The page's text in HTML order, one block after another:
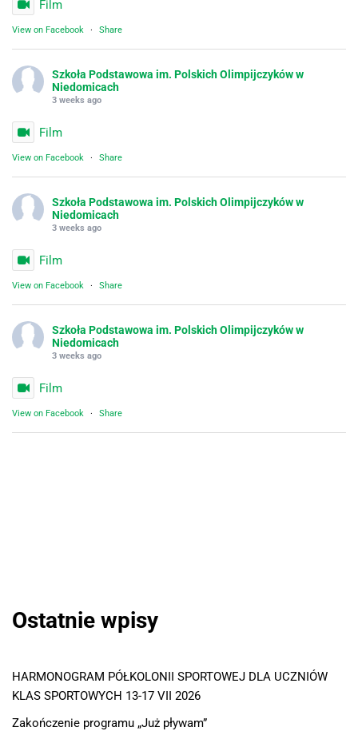
Film
View on Facebook · Share
Szkoła Podstawowa im. Polskich Olimpijczyków w
Niedomicach
3 weeks ago
Film
View on Facebook · Share
Szkoła Podstawowa im. Polskich Olimpijczyków w
Niedomicach
3 weeks ago
Film
View on Facebook · Share
Szkoła Podstawowa im. Polskich Olimpijczyków w
Niedomicach
3 weeks ago
Film
View on Facebook · Share
Ostatnie wpisy
HARMONOGRAM PÓŁKOLONII SPORTOWEJ DLA UCZNIÓW
KLAS SPORTOWYCH 13-17 VII 2026
Zakończenie programu „Już pływam”